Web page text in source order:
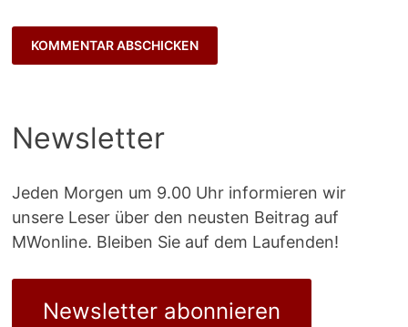
Newsletter
Jeden Morgen um 9.00 Uhr informieren wir
unsere Leser über den neusten Beitrag auf
MWonline. Bleiben Sie auf dem Laufenden!
Newsletter abonnieren